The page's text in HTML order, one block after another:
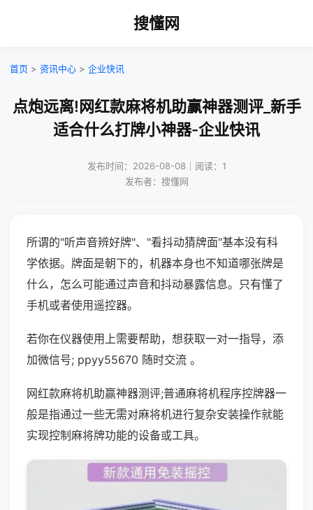
搜懂网
首页 > 资讯中心 > 企业快讯
点炮远离!网红款麻将机助赢神器测评_新手
适合什么打牌小神器-企业快讯
发布时间：2026-08-08｜阅读：1
发布者：搜懂网
所谓的"听声音辨好牌"、"看抖动猜牌面"基本没有科
学依据。牌面是朝下的，机器本身也不知道哪张牌是
什么，怎么可能通过声音和抖动暴露信息。只有懂了
手机或者使用遥控器。
若你在仪器使用上需要帮助，想获取一对一指导，添
加微信号; ppyy55670 随时交流 。
网红款麻将机助赢神器测评;普通麻将机程序控牌器一
般是指通过一些无需对麻将机进行复杂安装操作就能
实现控制麻将牌功能的设备或工具。